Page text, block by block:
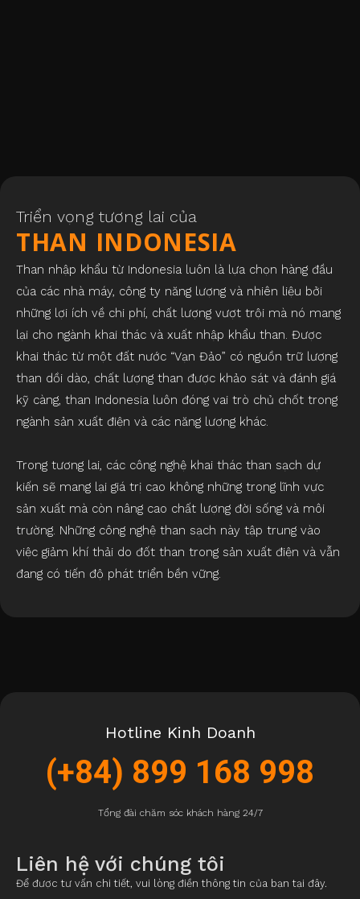
Triển vọng tương lai của
THAN INDONESIA
Than nhập khẩu từ Indonesia luôn là lựa chọn hàng đầu
của các nhà máy, công ty năng lượng và nhiên liệu bởi
những lợi ích về chi phí, chất lượng vượt trội mà nó mang
lại cho ngành khai thác và xuất nhập khẩu than. Được
khai thác từ một đất nước “Vạn Đảo” có nguồn trữ lượng
than dồi dào, chất lượng than được khảo sát và đánh giá
kỹ càng, than Indonesia luôn đóng vai trò chủ chốt trong
ngành sản xuất điện và các năng lượng khác.
Trong tương lai, các công nghệ khai thác than sạch dự
kiến ​​sẽ mang lại giá trị cao không những trong lĩnh vực
sản xuất mà còn nâng cao chất lượng đời sống và môi
trường. Những công nghệ than sạch này tập trung vào
việc giảm khí thải do đốt than trong sản xuất điện và vẫn
đang có tiến độ phát triển bền vững.
Hotline Kinh Doanh
(+84) 899 168 998
Tổng đài chăm sóc khách hàng 24/7
Liên hệ với chúng tôi
Để được tư vấn chi tiết, vui lòng điền thông tin của bạn tại đây.